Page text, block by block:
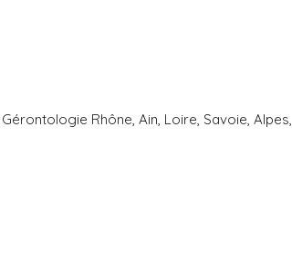
Rhône, Ain, Loire, Savoie, Alpes,